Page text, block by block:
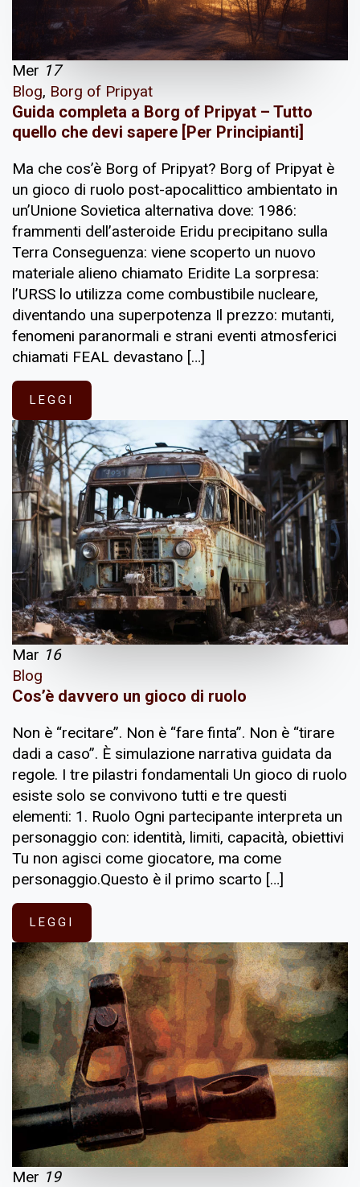
Mer 17
Blog, Borg of Pripyat
Guida completa a Borg of Pripyat – Tutto
quello che devi sapere [Per Principianti]
Ma che cos’è Borg of Pripyat? Borg of Pripyat è
un gioco di ruolo post-apocalittico ambientato in
un’Unione Sovietica alternativa dove: 1986:
frammenti dell’asteroide Eridu precipitano sulla
Terra Conseguenza: viene scoperto un nuovo
materiale alieno chiamato Eridite La sorpresa:
l’URSS lo utilizza come combustibile nucleare,
diventando una superpotenza Il prezzo: mutanti,
fenomeni paranormali e strani eventi atmosferici
chiamati FEAL devastano […]
LEGGI
Mar 16
Blog
Cos’è davvero un gioco di ruolo
Non è “recitare”. Non è “fare finta”. Non è “tirare
dadi a caso”. È simulazione narrativa guidata da
regole. I tre pilastri fondamentali Un gioco di ruolo
esiste solo se convivono tutti e tre questi
elementi: 1. Ruolo Ogni partecipante interpreta un
personaggio con: identità, limiti, capacità, obiettivi
Tu non agisci come giocatore, ma come
personaggio.Questo è il primo scarto […]
LEGGI
Mer 19